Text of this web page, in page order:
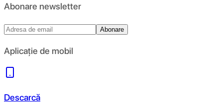
Abonare newsletter
Abonare
Aplicație de mobil
Descarcă